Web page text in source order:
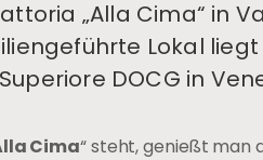
„Alla Cima“ in
Lokal
DOCG in
Cima“ steht, genießt man